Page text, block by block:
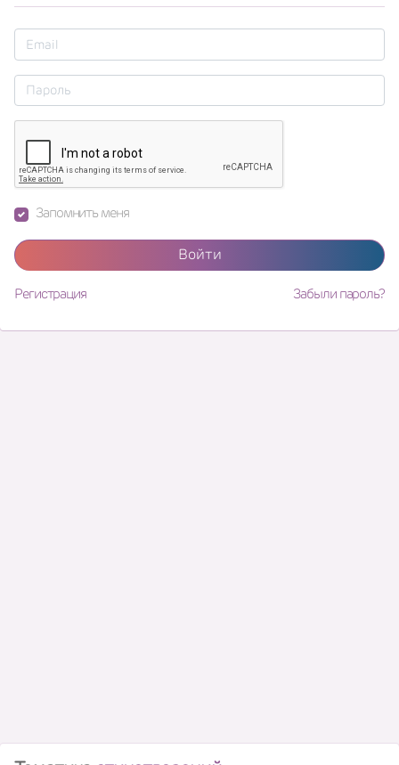
Запомнить меня
Войти
Регистрация Забыли пароль?